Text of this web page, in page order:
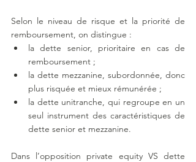
Selon le niveau de risque et la priorité de
remboursement, on distingue :
la dette senior, prioritaire en cas de
remboursement ;
la dette mezzanine, subordonnée, donc
plus risquée et mieux rémunérée ;
la dette unitranche, qui regroupe en un
seul instrument des caractéristiques de
dette senior et mezzanine.
Dans l’opposition private equity VS dette